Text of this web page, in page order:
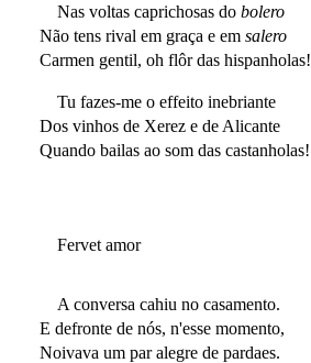
Nas voltas caprichosas do bolero
Não tens rival em graça e em salero
Carmen gentil, oh flôr das hispanholas!
Tu fazes-me o effeito inebriante
Dos vinhos de Xerez e de Alicante
Quando bailas ao som das castanholas!
Fervet amor
A conversa cahiu no casamento.
E defronte de nós, n'esse momento,
Noivava um par alegre de pardaes.